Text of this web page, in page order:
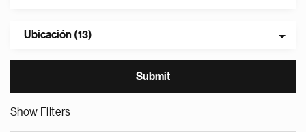
Ubicación (13)
Show Filters